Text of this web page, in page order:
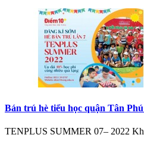
Bán trú hè tiểu học quận Tân
TENPLUS SUMMER 07– 2022